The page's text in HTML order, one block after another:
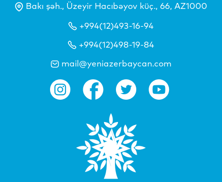
Bakı şəh., Üzeyir Hacıbəyov küç., 66, AZ1000
+994(12)493-16-94
+994(12)498-19-84
mail@yeniazerbaycan.com